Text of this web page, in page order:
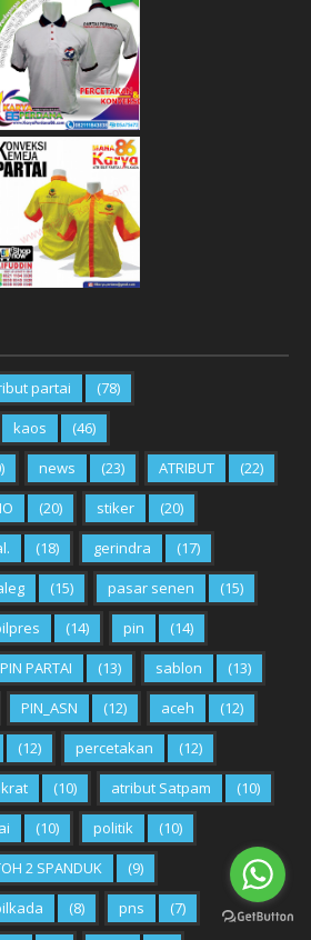
partai
(78)
kaos
(46)
news (23) ATRIBUT
(22)
(20) stiker
(20)
(18) gerindra
(17)
(15) pasar senen
(15)
(14) pin
(14)
PIN PARTAI (13) sablon
(13)
PIN_ASN (12) aceh
(12)
(12) percetakan
(12)
(10) atribut Satpam
(10)
(10) politik
(10)
2 SPANDUK
(9)
(8) pns
(7)